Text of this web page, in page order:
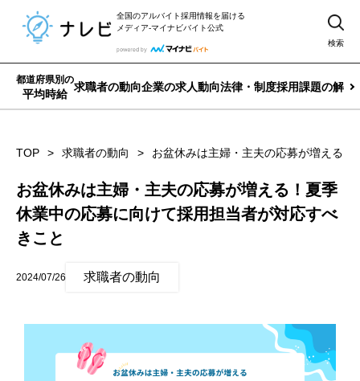
全国のアルバイト採用情報を届ける
メディア-マイナビバイト公式
検索
都道府県別の
平均時給
求職者の動向企業の求人動向法律・制度採用課題の解決
TOP 求職者の動向 お盆休みは主婦・主夫の応募が増える
お盆休みは主婦・主夫の応募が増える！夏季
休業中の応募に向けて採用担当者が対応すべ
きこと
2024/07/26 求職者の動向